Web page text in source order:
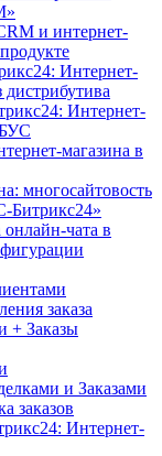
и интернет-
Интернет-
Интернет-
магазина в
многосайтовость
Битрикс24»
чата в
заказа
+ Заказы
и Заказами
заказов
Интернет-